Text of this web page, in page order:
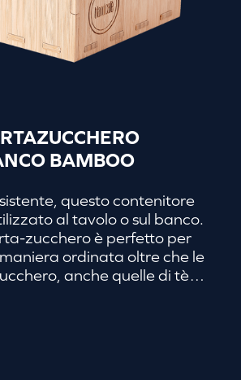
BAMBOO
questo contenitore
al tavolo o sul banco.
zucchero è perfetto per
ordinata oltre che le
anche quelle di tè,